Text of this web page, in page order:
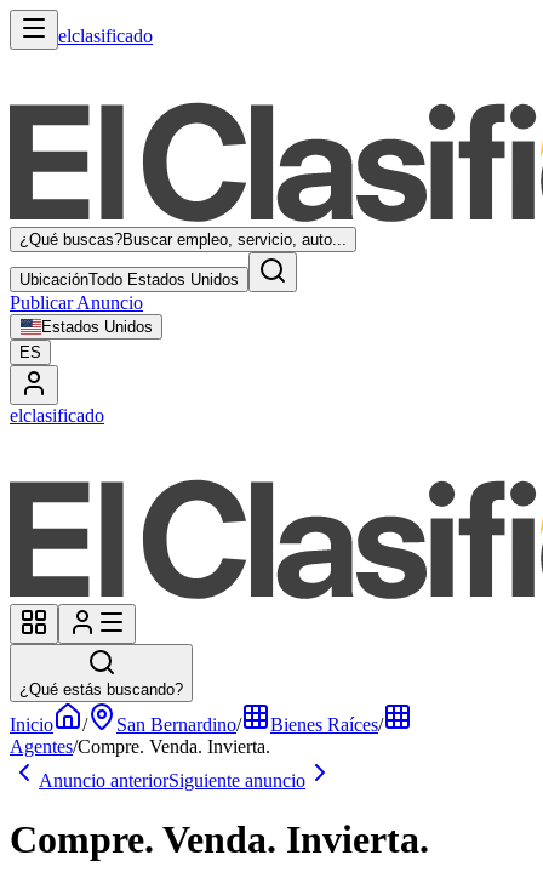
elclasificado
¿Qué buscas?Buscar empleo, servicio, auto...
UbicaciónTodo Estados Unidos
Publicar Anuncio
Estados Unidos
ES
elclasificado
¿Qué estás buscando?
Inicio / San Bernardino/ Bienes Raíces/
Agentes/Compre. Venda. Invierta.
Anuncio anteriorSiguiente anuncio
Compre. Venda. Invierta.